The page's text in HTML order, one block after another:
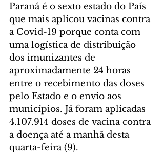
Paraná é o sexto estado do País
que mais aplicou vacinas contra
a Covid-19 porque conta com
uma logística de distribuição
dos imunizantes de
aproximadamente 24 horas
entre o recebimento das doses
pelo Estado e o envio aos
municípios. Já foram aplicadas
4.107.914 doses de vacina contra
a doença até a manhã desta
quarta-feira (9).